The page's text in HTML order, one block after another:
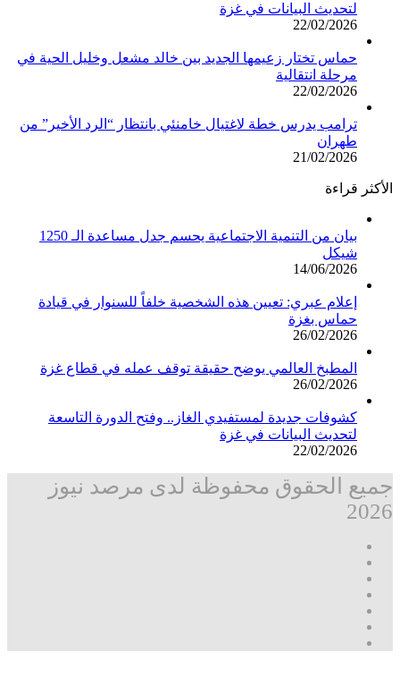
لتحديث البيانات في غزة
22/02/2026
حماس تختار زعيمها الجديد بين خالد مشعل وخليل الحية في
مرحلة انتقالية
22/02/2026
ترامب يدرس خطة لاغتيال خامنئي بانتظار “الرد الأخير” من
طهران
21/02/2026
الأكثر قراءة
بيان من التنمية الاجتماعية يحسم جدل مساعدة الـ 1250
شيكل
14/06/2026
إعلام عبري: تعيين هذه الشخصية خلفاً للسنوار في قيادة
حماس بغزة
26/02/2026
المطبخ العالمي يوضح حقيقة توقف عمله في قطاع غزة
26/02/2026
كشوفات جديدة لمستفيدي الغاز.. وفتح الدورة التاسعة
لتحديث البيانات في غزة
22/02/2026
جميع الحقوق محفوظة لدى مرصد نيوز
2026